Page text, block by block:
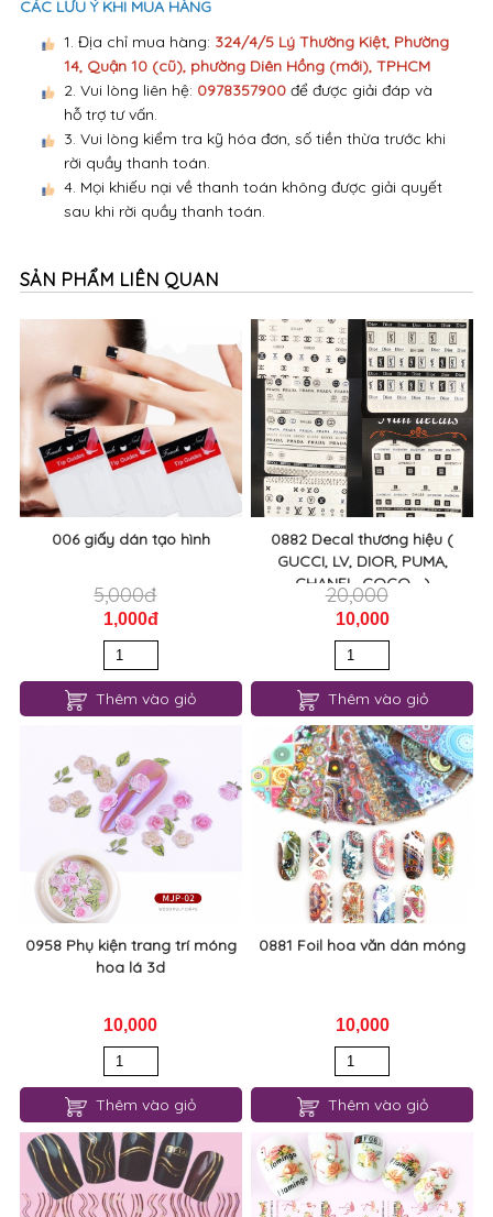
CÁC LƯU Ý KHI MUA HÀNG
1. Địa chỉ mua hàng: 324/4/5 Lý Thường Kiệt, Phường
14, Quận 10 (cũ), phường Diên Hồng (mới), TPHCM
2. Vui lòng liên hệ: 0978357900để được giải đáp và
hỗ trợ tư vấn.
3. Vui lòng kiểm tra kỹ hóa đơn, số tiền thừa trước khi
rời quầy thanh toán.
4. Mọi khiếu nại về thanh toán không được giải quyết
sau khi rời quầy thanh toán.
SẢN PHẨM LIÊN QUAN
006 giấy dán tạo hình
5,000đ
1,000đ
Thêm vào giỏ
0882 Decal thương hiệu (
GUCCI, LV, DIOR, PUMA,
CHANEL, COCO,...)
20,000
10,000
Thêm vào giỏ
0958 Phụ kiện trang trí móng
hoa lá 3d
10,000
Thêm vào giỏ
0881 Foil hoa văn dán móng
10,000
Thêm vào giỏ